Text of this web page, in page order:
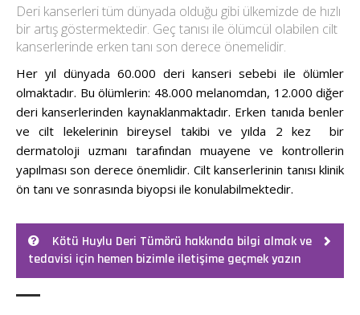
Deri kanserleri tüm dünyada olduğu gibi ülkemizde de hızlı
bir artış göstermektedir. Geç tanısı ile ölümcül olabilen cilt
kanserlerinde erken tanı son derece önemelidir.
Her yıl dünyada 60.000 deri kanseri sebebi ile ölümler
olmaktadır. Bu ölümlerin: 48.000 melanomdan, 12.000 diğer
deri kanserlerinden kaynaklanmaktadır. Erken tanıda benler
ve cilt lekelerinin bireysel takibi ve yılda 2 kez bir
dermatoloji uzmanı tarafından muayene ve kontrollerin
yapılması son derece önemlidir. Cilt kanserlerinin tanısı klinik
ön tanı ve sonrasında biyopsi ile konulabilmektedir.
Kötü Huylu Deri Tümörü hakkında bilgi almak ve
tedavisi için hemen bizimle iletişime geçmek yazın